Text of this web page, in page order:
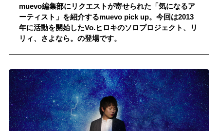
#男性SSW #ポップス #女性SSW #ロック
#男性シンガー #HR/HM #女性シンガー
記事一覧
プレスリリース一覧
記事リクエスト
ログイン
muevo編集部にリクエストが寄せられた「気になるア
ーティスト」を紹介するmuevo pick up。今回は2013
年に活動を開始したVo.ヒロキのソロプロジェクト、リ
リィ、さよなら。の登場です。